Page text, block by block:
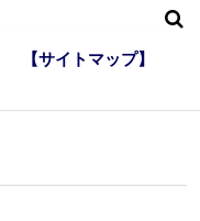
【サイトマップ】